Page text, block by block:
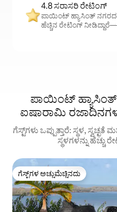
4.8 ಸರಾಸರಿ ರೇಟಿಂಗ್
ಪಾಯಿಂಟ್ ಹ್ಯಾಸಿಂತ್
ಹೆಚ್ಚಿನ ರೇಟಿಂಗ್
ಪಾಯಿಂಟ್
ಐಷಾರಾಮಿ
ಗೆಸ್ಟ್‌ಗಳು ಒಪ್ಪುತ್ತಾರೆ: ಸ್ಥಳ, ಸ್ವಚ್ಛತೆ
ಸ್ಥಳಗಳನ್ನು ಹೆಚ್ಚು
ಗೆಸ್ಟ್‌ಗಳ ಅಚ್ಚುಮೆಚ್ಚಿನದು
ಗೆಸ್ಟ್‌ಗಳ ಅಚ್ಚುಮೆಚ್ಚಿನದು